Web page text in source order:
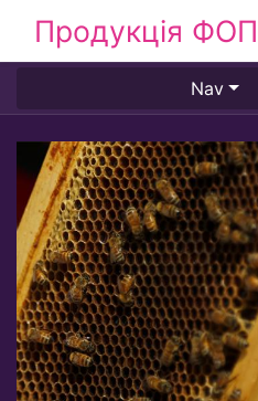
Продукція ФОП
Nav